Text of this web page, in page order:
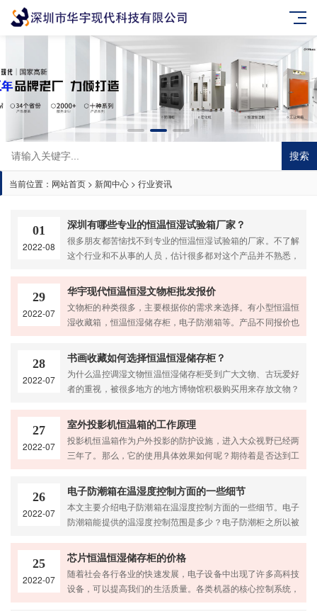
搜索
当前位置： 网站首页 > 新闻中心 > 行业资讯
01
2022-08
深圳有哪些专业的恒温恒湿试验箱厂家？
很多朋友都苦恼找不到专业的恒温恒湿试验箱的厂家。不了解
这个行业和不从事的人员，估计很多都对这个产品并不熟悉，
产恒温恒湿设备的厂家，有十多年的历史，总部在深圳，在全
国各大城市都有自己的售后服务网点。很多顾客对我们的售后
服务很满意。下面详细介绍一下深圳恒温恒湿试验箱的生产厂
家。当你选择一个可靠的合作企业时，首先要考虑哪些方面？
29
2022-07
华宇现代恒温恒湿文物柜批发报价
文物柜的种类很多，主要根据你的需求来选择。有小型恒温恒
湿收藏箱，恒温恒湿储存柜，电子防潮箱等。产品不同报价也
不同。这个要看你选择哪个产品，以及型号，功能，体积，材
质等。这些都与价格直接相关。如果您想了解详情，可以咨询
我们华宇现代的客服人员，他们可以为您提供完整详细的文物
恒温恒湿柜报价明细。根据文物恒温恒湿柜的名称，可以看出
它的主要功能。首先，它是一个可以保护字画文物的柜子或箱
子，就像我们在博物馆里
28
2022-07
书画收藏如何选择恒温恒湿储存柜？
为什么温控调湿文物恒温恒湿储存柜受到广大文物、古玩爱好
者的重视，被很多地方的地方博物馆积极购买用来存放文物？
主要用途和应用场所。只有保证良好的存储环境，才能保证这
些物品不会受到环境的影响。下面我们来看看书画收藏如何选
择恒温恒湿储存柜。首先我们要根据字画本身选择一个合适的
恒温恒湿储存柜，因为纸这种东西容易受环境影响，怕潮湿的
27
2022-07
室外投影机恒温箱的工作原理
投影机恒温箱作为户外投影的防护设施，进入大众视野已经两
三年了。那么，它的使用具体效果如何呢？期待着是否达到工
程采购方的工程预期呢？投影机恒温箱作为配套设备，能否满
足投影机在室外恶劣条件下的保护功能，从而有效保护投影机
恒温箱不受环境影响，延长产品使用寿命。配有恒温箱的投影
机和与配有常规防雨防虫措施而没有机柜的投影机相比，性价
比是否合适，选购户外投影机恒温箱值得吗？为了防雨，投影
机恒温箱结构接近封闭立
26
2022-07
电子防潮箱在温湿度控制方面的一些细节
本文主要介绍电子防潮箱在温湿度控制方面的一些细节。电子
防潮箱能提供的温湿度控制范围是多少？电子防潮柜之所以被
能。简单的防潮功能可以多种方式进行，但结果明显差别很
大。精密物品的长期或短期存放都需要干燥的环境，室内空气
湿度又受季节、天气、时间段的影响，因此精密产品长期存放
可能带来不确定的隐患，这种不可控的因素要及时避免。电子
25
2022-07
芯片恒温恒湿储存柜的价格
随着社会各行各业的快速发展，电子设备中出现了许多高科技
设备，可以提高我们的生活质量。各类机器的核心控制系统，
包括本文提到的机柜、手机、电脑、机房、机器等。离不开ic